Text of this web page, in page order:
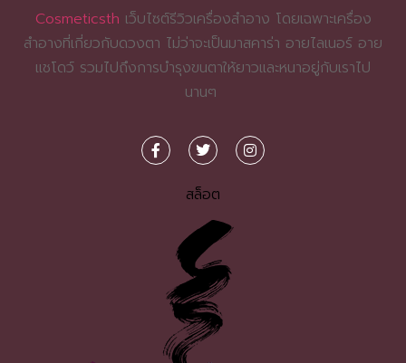
Cosmeticsth เว็บไซต์รีวิวเครื่องสำอาง โดยเฉพาะเครื่อง
สำอางที่เกี่ยวกับดวงตา ไม่ว่าจะเป็นมาสคาร่า อายไลเนอร์ อาย
แชโดว์ รวมไปถึงการบำรุงขนตาให้ยาวและหนาอยู่กับเราไป
นานๆ
สล็อต